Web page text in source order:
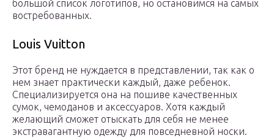
большой список логотипов, но остановимся на самых
востребованных.
Louis Vuitton
Этот бренд не нуждается в представлении, так как о
нем знает практически каждый, даже ребенок.
Специализируется она на пошиве качественных
сумок, чемоданов и аксессуаров. Хотя каждый
желающий сможет отыскать для себя не менее
экстравагантную одежду для повседневной носки.